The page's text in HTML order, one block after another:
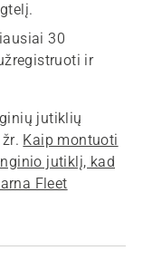
30
ir
jutiklių
Kaip montuoti
jutiklį, kad
Fleet